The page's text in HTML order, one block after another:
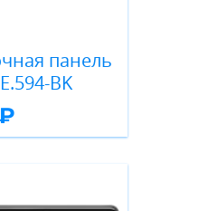
панель
BK